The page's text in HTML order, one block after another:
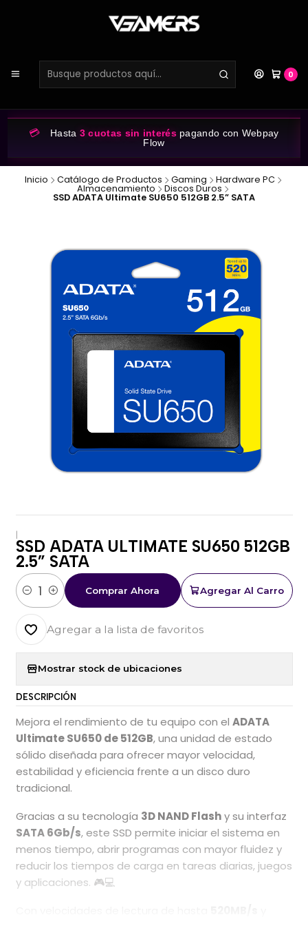
0
💳 Hasta 3 cuotas sin interéspagando con Webpay
Flow
Inicio Catálogo de Productos Gaming Hardware PC
Almacenamiento Discos Duros
SSD ADATA Ultimate SU650 512GB 2.5” SATA
|
SSD ADATA ULTIMATE SU650 512GB
2.5” SATA
Cantidad
Agregar Al Carro
Comprar Ahora
Agregar a la lista de favoritos
Mostrar stock de ubicaciones
DESCRIPCIÓN
Mejora el rendimiento de tu equipo con el ADATA
Ultimate SU650 de 512GB, una unidad de estado
sólido diseñada para ofrecer mayor velocidad,
estabilidad y eficiencia frente a un disco duro
tradicional.
Gracias a su tecnología 3D NAND Flashy su interfaz
SATA 6Gb/s, este SSD permite iniciar el sistema en
menos tiempo, abrir programas con mayor fluidez y
reducir los tiempos de carga en tareas diarias, juegos
y aplicaciones. 🎮💻